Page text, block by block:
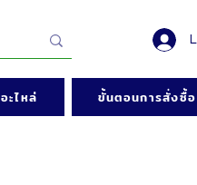
อะไหล่ ขั้นตอนการสั่งซื้อ